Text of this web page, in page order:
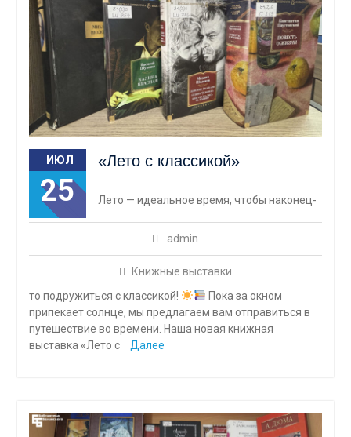
ИЮЛ
25
«Лето с классикой»
admin
Книжные выставки
Лето — идеальное время, чтобы наконец-
то подружиться с классикой!
Пока за окном
припекает солнце, мы предлагаем вам отправиться в
путешествие во времени. Наша новая книжная
выставка «Лето с
Далее